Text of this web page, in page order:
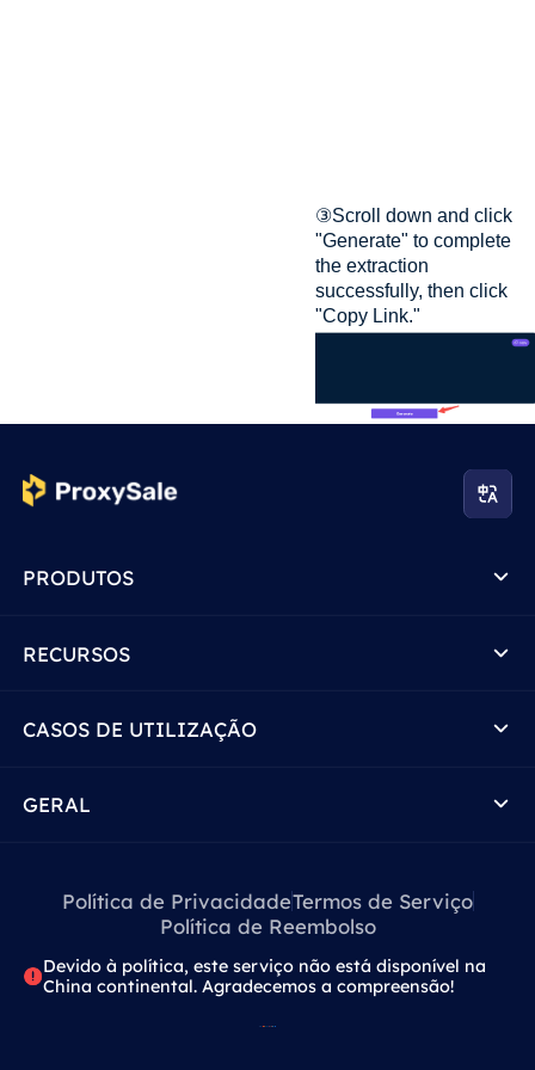
③Scroll down and click
"Generate" to complete
the extraction
successfully, then click
"Copy Link."
PRODUTOS
RECURSOS
CASOS DE UTILIZAÇÃO
GERAL
Política de PrivacidadeTermos de Serviço
Política de Reembolso
Devido à política, este serviço não está disponível na
China continental. Agradecemos a compreensão!